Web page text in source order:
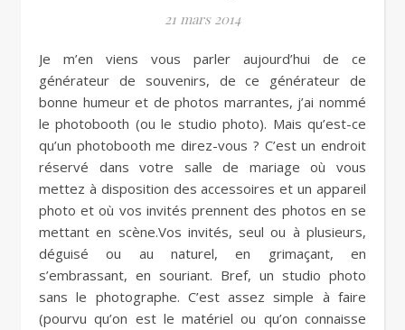
21 mars 2014
Je m’en viens vous parler aujourd’hui de ce
générateur de souvenirs, de ce générateur de
bonne humeur et de photos marrantes, j’ai nommé
le photobooth (ou le studio photo). Mais qu’est-ce
qu’un photobooth me direz-vous ? C’est un endroit
réservé dans votre salle de mariage où vous
mettez à disposition des accessoires et un appareil
photo et où vos invités prennent des photos en se
mettant en scène.Vos invités, seul ou à plusieurs,
déguisé ou au naturel, en grimaçant, en
s’embrassant, en souriant. Bref, un studio photo
sans le photographe. C’est assez simple à faire
(pourvu qu’on est le matériel ou qu’on connaisse